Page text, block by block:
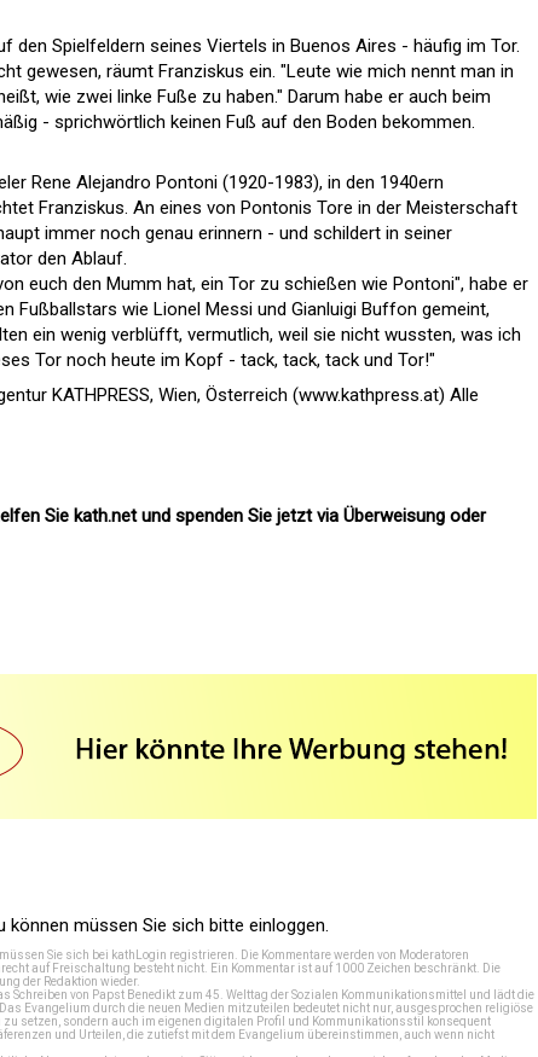
den Spielfeldern seines Viertels in Buenos Aires - häufig im Tor.
gewesen, räumt Franziskus ein. "Leute wie mich nennt man in
wie zwei linke Fuße zu haben." Darum habe er auch beim
- sprichwörtlich keinen Fuß auf den Boden bekommen.
Rene Alejandro Pontoni (1920-1983), in den 1940ern
Franziskus. An eines von Pontonis Tore in der Meisterschaft
immer noch genau erinnern - und schildert in seiner
den Ablauf.
euch den Mumm hat, ein Tor zu schießen wie Pontoni", habe er
Fußballstars wie Lionel Messi und Gianluigi Buffon gemeint,
ein wenig verblüfft, vermutlich, weil sie nicht wussten, was ich
Tor noch heute im Kopf - tack, tack, tack und Tor!"
KATHPRESS, Wien, Österreich (www.kathpress.at) Alle
Sie kath.net und spenden Sie jetzt via Überweisung oder
müssen Sie sich bitte einloggen.
Sie sich bei kathLogin registrieren . Die Kommentare werden von Moderatoren
auf Freischaltung besteht nicht. Ein Kommentar ist auf 1000 Zeichen beschränkt. Die
der Redaktion wieder.
Schreiben von Papst Benedikt zum 45. Welttag der Sozialen Kommunikationsmittel und lädt die
Evangelium durch die neuen Medien mitzuteilen bedeutet nicht nur, ausgesprochen religiöse
zu setzen, sondern auch im eigenen digitalen Profil und Kommunikationsstil konsequent
und Urteilen, die zutiefst mit dem Evangelium übereinstimmen, auch wenn nicht